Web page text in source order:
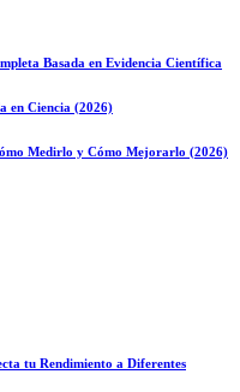
Basada en Evidencia Científica
en Ciencia (2026)
Medirlo y Cómo Mejorarlo (2026)
tu Rendimiento a Diferentes